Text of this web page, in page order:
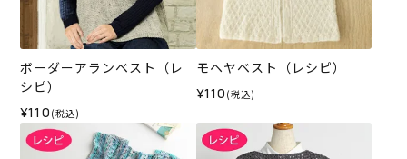
ボーダーアランベスト（レ
シピ）
¥110 (税込)
モヘヤベスト（レシピ）
¥110 (税込)